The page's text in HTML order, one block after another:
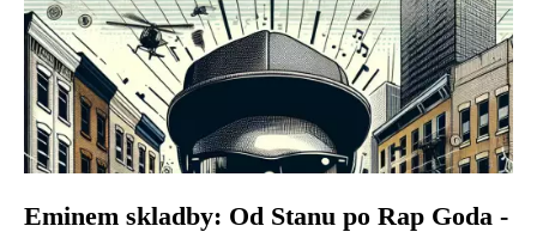
Eminem skladby: Od Stanu po Rap Goda -